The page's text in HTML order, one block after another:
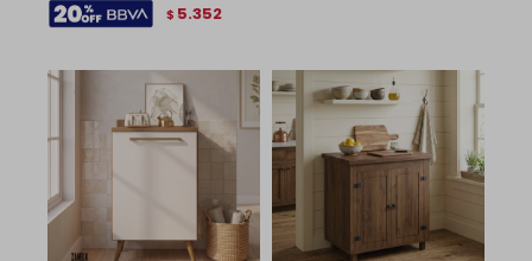
$ 5.352